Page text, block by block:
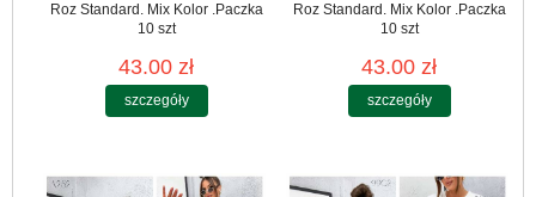
Roz Standard. Mix Kolor .Paczka
10 szt
43.00 zł
szczegóły
Roz Standard. Mix Kolor .Paczka
10 szt
43.00 zł
szczegóły